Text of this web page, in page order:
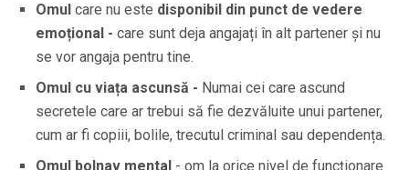
Omul care nu este disponibil din punct de vedere
emoțional - care sunt deja angajați în alt partener și nu
se vor angaja pentru tine.
Omul cu viața ascunsă - Numai cei care ascund
secretele care ar trebui să fie dezvăluite unui partener,
cum ar fi copiii, bolile, trecutul criminal sau dependența.
Omul bolnav mental - om la orice nivel de funcționare